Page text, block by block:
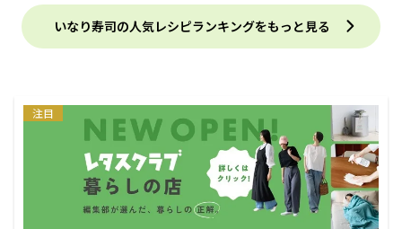
いなり寿司の人気レシピランキングをもっと見る
注目